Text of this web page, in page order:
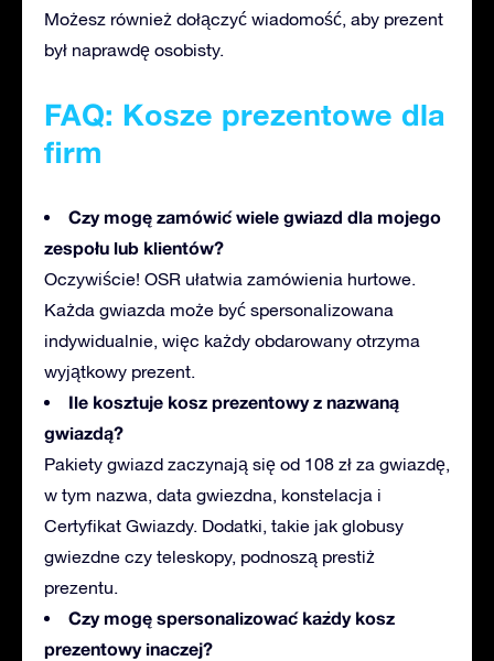
Możesz również dołączyć wiadomość, aby prezent
był naprawdę osobisty.
FAQ: Kosze prezentowe dla
firm
Czy mogę zamówić wiele gwiazd dla mojego
zespołu lub klientów?
Oczywiście! OSR ułatwia zamówienia hurtowe.
Każda gwiazda może być spersonalizowana
indywidualnie, więc każdy obdarowany otrzyma
wyjątkowy prezent.
Ile kosztuje kosz prezentowy z nazwaną
gwiazdą?
Pakiety gwiazd zaczynają się od 108 zł za gwiazdę,
w tym nazwa, data gwiezdna, konstelacja i
Certyfikat Gwiazdy. Dodatki, takie jak globusy
gwiezdne czy teleskopy, podnoszą prestiż
prezentu.
Czy mogę spersonalizować każdy kosz
prezentowy inaczej?